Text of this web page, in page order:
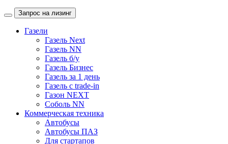
Запрос на лизинг
Газели
Газель Next
Газель NN
Газель б/у
Газель Бизнес
Газель за 1 день
Газель с trade-in
Газон NEXT
Соболь NN
Коммерческая техника
Автобусы
Автобусы ПАЗ
Для стартапов